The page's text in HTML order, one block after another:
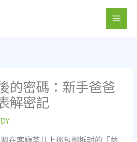
的密碼：新手爸爸
解密記
在客廳茶几上那包剛拆封的「益